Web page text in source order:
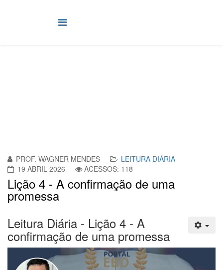
PROF. WAGNER MENDES
LEITURA DIÁRIA
19 ABRIL 2026
ACESSOS: 118
Lição 4 - A confirmação de uma
promessa
Leitura Diária - Lição 4 - A
confirmação de uma promessa